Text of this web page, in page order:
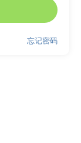
忘记密码